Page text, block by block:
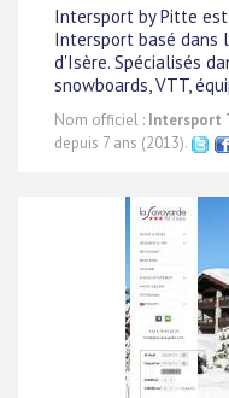
Intersport by Pitte est
Intersport basé dans
d'Isère. Spécialisés
snowboards, VTT,
Nom officiel : Intersport
depuis 7 ans (2013).